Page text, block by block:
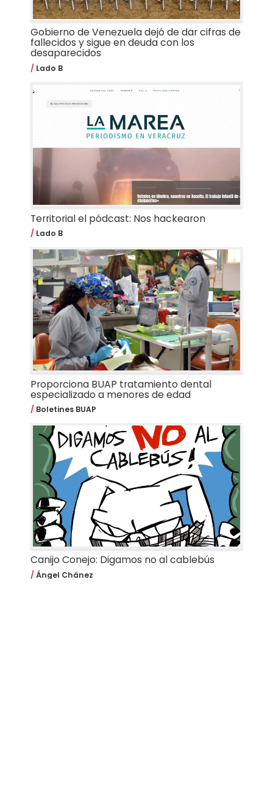
Gobierno de Venezuela dejó de dar cifras de
fallecidos y sigue en deuda con los
desaparecidos
Lado B
Territorial el pódcast: Nos hackearon
Lado B
Proporciona BUAP tratamiento dental
especializado a menores de edad
Boletines BUAP
Canijo Conejo: Digamos no al cablebús
Ángel Chánez